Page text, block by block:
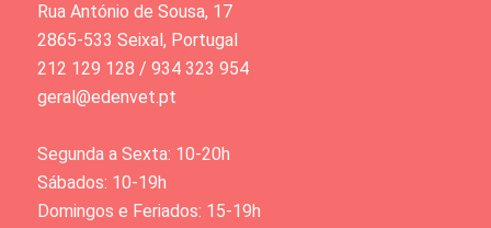
Rua António de Sousa, 17
2865-533 Seixal, Portugal
212 129 128 / 934 323 954
geral@edenvet.pt
Segunda a Sexta: 10-20h
Sábados: 10-19h
Domingos e Feriados: 15-19h